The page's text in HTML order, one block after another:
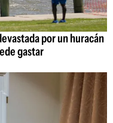
por un huracán
gastar